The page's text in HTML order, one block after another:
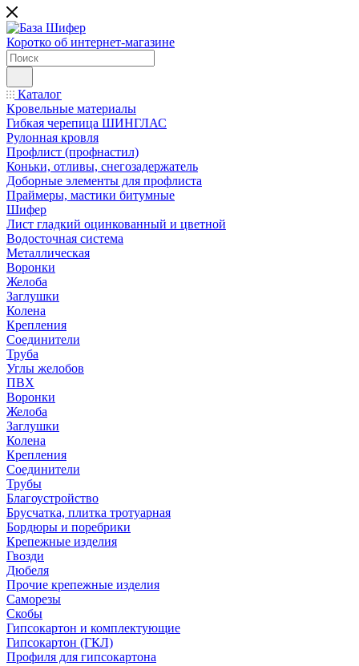
Коротко об интернет-магазине
Каталог
Кровельные материалы
Гибкая черепица ШИНГЛАС
Рулонная кровля
Профлист (профнастил)
Коньки, отливы, снегозадержатель
Доборные элементы для профлиста
Праймеры, мастики битумные
Шифер
Лист гладкий оцинкованный и цветной
Водосточная система
Металлическая
Воронки
Желоба
Заглушки
Колена
Крепления
Соединители
Труба
Углы желобов
ПВХ
Воронки
Желоба
Заглушки
Колена
Крепления
Соединители
Трубы
Благоустройство
Брусчатка, плитка тротуарная
Бордюры и поребрики
Крепежные изделия
Гвозди
Дюбеля
Прочие крепежные изделия
Саморезы
Скобы
Гипсокартон и комплектующие
Гипсокартон (ГКЛ)
Профиля для гипсокартона